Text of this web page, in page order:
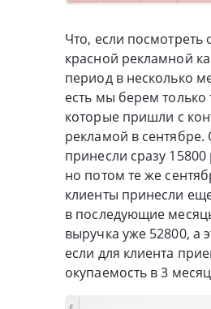
Что, если посмотреть
красной рекламной
период в несколько
есть мы берем только
которые пришли с
рекламой в
принесли сразу
но потом те же
клиенты принесли
в последующие
выручка уже 52800, а
если для клиента
окупаемость в 3